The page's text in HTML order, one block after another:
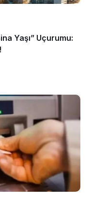
Yaşı” Uçurumu: